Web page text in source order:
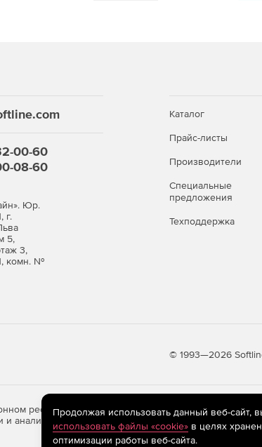
00-60
08-60
Юр.
г.
5,
3,
комн. №
Каталог
Прайс-листы
Производители
Специальные
предложения
Техподдержка
© 1993—2026
ресурсе store.softline.ru применяются
и анализа сведений, относящихся к предпочтениям
Продолжая использовать данный веб-сайт,
использовать файлы «cookie»в целях
оптимизации работы веб-сайта.